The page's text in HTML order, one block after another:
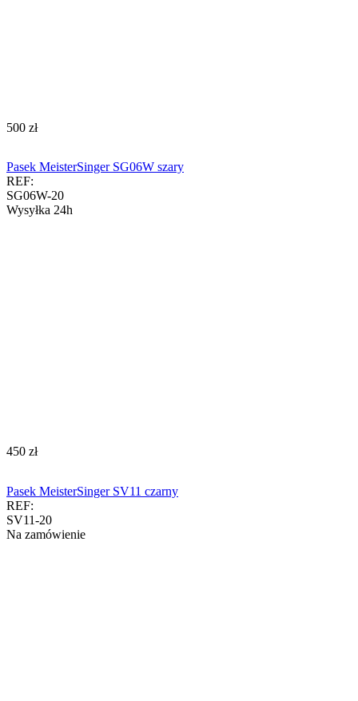
‍500‍ zł
Pasek MeisterSinger SG06W szary
REF:
SG06W-20
Wysyłka 24h
‍450‍ zł
Pasek MeisterSinger SV11 czarny
REF:
SV11-20
Na zamówienie